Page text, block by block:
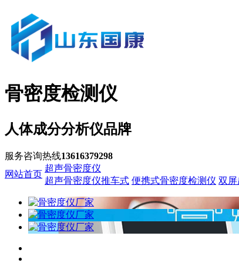
骨密度检测仪
人体成分分析仪品牌
服务咨询热线13616379298
网站首页
超声骨密度仪
超声骨密度仪推车式 便携式骨密度检测仪 双